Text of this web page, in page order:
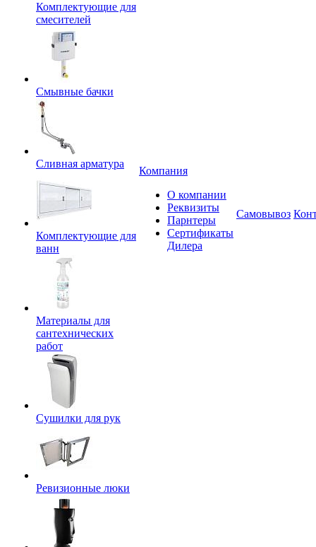
Комплектующие для
смесителей
Смывные бачки
Сливная арматура
Комплектующие для
ванн
Материалы для
сантехнических
работ
Сушилки для рук
Ревизионные люки
Компания
О компании
Реквизиты
Парнтеры
Сертификаты
Дилера
Самовывоз